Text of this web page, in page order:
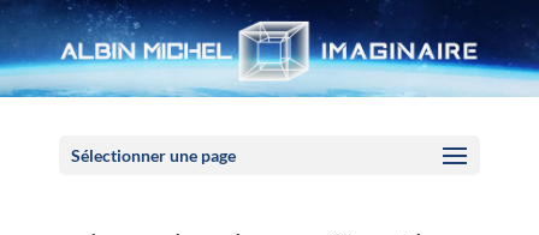
Sélectionner une page
Panneau de gestion des cookies